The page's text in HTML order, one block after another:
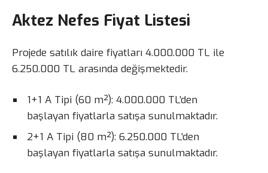
Aktez Nefes Fiyat Listesi
Projede satılık daire fiyatları 4.000.000 TL ile
6.250.000 TL arasında değişmektedir.
1+1 A Tipi (60 m²): 4.000.000 TL’den
başlayan fiyatlarla satışa sunulmaktadır.
2+1 A Tipi (80 m²): 6.250.000 TL’den
başlayan fiyatlarla satışa sunulmaktadır.